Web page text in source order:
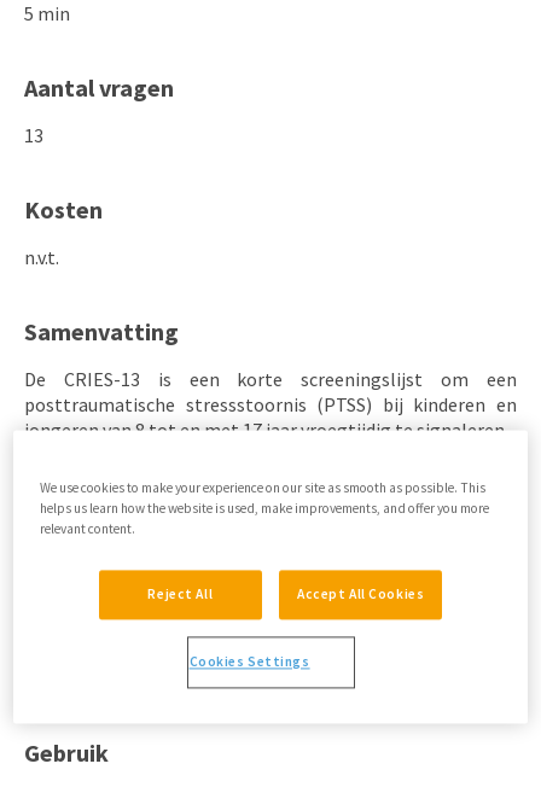
5 min
Aantal vragen
13
Kosten
n.v.t.
Samenvatting
De CRIES-13 is een korte screeningslijst om een
posttraumatische stressstoornis (PTSS) bij kinderen en
jongeren van 8 tot en met 17 jaar vroegtijdig te signaleren.
Goed om te weten
getuige is geweest van of werd geconfronteerd met een
gebeurtenis die een feitelijke of dreigende dood of een
ernstige verwonding met zich meebracht, of die een
bedreiging vormde voor de fysieke integriteit van het kind
Gebruik
We use cookies to make your experience on our site as smooth as possible. This
helps us learn how the website is used, make improvements, and offer you more
relevant content.
Reject All Accept All Cookies
Cookies Settings